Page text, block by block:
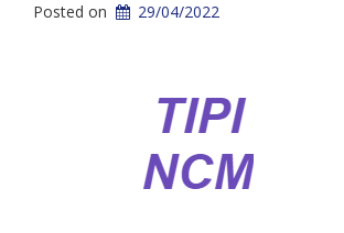
Posted on 29/04/2022